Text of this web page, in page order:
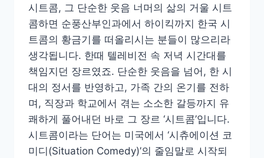
시트콤, 그 단순한 웃음 너머의 삶의 거울 시트
콤하면 순풍산부인과에서 하이킥까지 한국 시
트콤의 황금기를 떠올리시는 분들이 많으리라
생각됩니다. 한때 텔레비전 속 저녁 시간대를
책임지던 장르였죠. 단순한 웃음을 넘어, 한 시
대의 정서를 반영하고, 가족 간의 온기를 전하
며, 직장과 학교에서 겪는 소소한 갈등까지 유
쾌하게 풀어내던 바로 그 장르 ‘시트콤’입니다.
시트콤이라는 단어는 미국에서 ‘시츄에이션 코
미디(Situation Comedy)’의 줄임말로 시작되